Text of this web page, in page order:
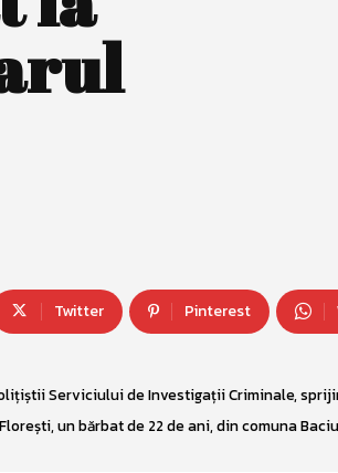
Twitter Pinterest
Serviciului de Investigații Criminale,
un bărbat de 22 de ani, din comuna